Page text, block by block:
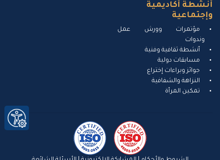
أنشطة أكاديمية
وإجتماعية
مؤتمرات وورش عمل
وندوات
أنشطة ثقافية وفنية
مسابقات دولية
جوائز وبراءات إختراع
النزاهة والشفافية
تمكين المرأة